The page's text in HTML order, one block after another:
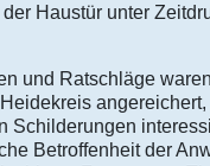
Haustür unter
und Ratschläge
Schilderungen
Betroffenheit der